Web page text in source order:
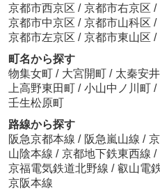
京都市西京区 / 京都市右京区 /
京都市中京区 / 京都市山科区 /
京都市左京区 / 京都市東山区 /
町名から探す
物集女町 / 大宮開町 / 太秦安
上高野東田町 / 小山中ノ川町 /
壬生松原町
路線から探す
阪急京都本線 / 阪急嵐山線 /
山陰本線 / 京都地下鉄東西線 /
京福電気鉄道北野線 / 叡山電
京阪本線